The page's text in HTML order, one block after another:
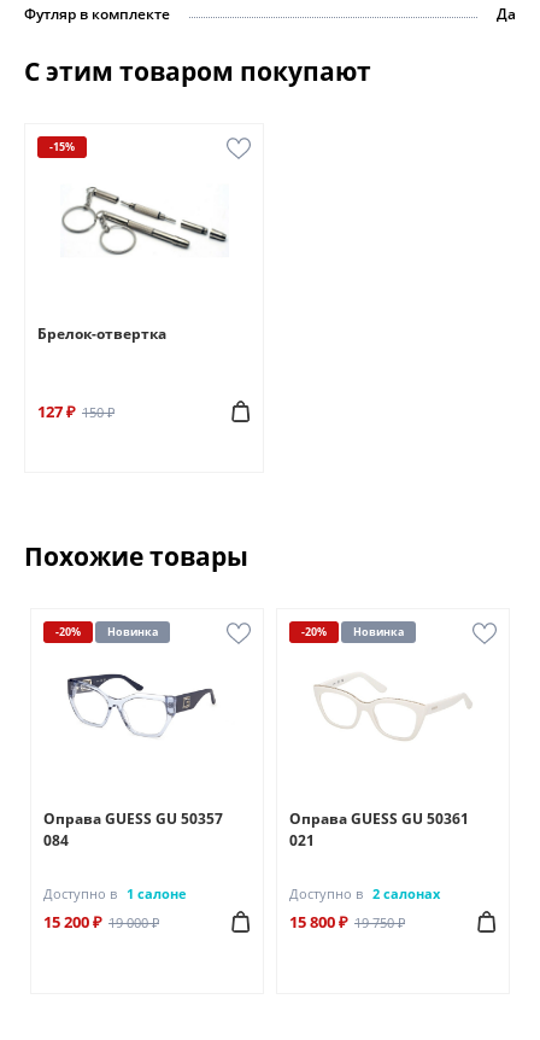
Футляр в комплекте
Да
С этим товаром покупают
-15%
Брелок-отвертка
127 ₽ 150 ₽
Похожие товары
-20% Новинка
Оправа GUESS GU 50357
084
Доступно в 1 салоне
15 200 ₽ 19 000 ₽
-20% Новинка
Оправа GUESS GU 50361
021
Доступно в 2 салонах
15 800 ₽ 19 750 ₽